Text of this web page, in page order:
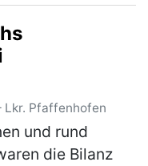
Lkr. Pfaffenhofen
und rund
die Bilanz